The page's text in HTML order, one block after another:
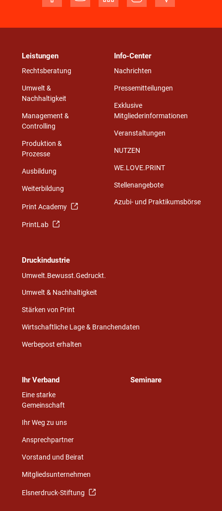
Leistungen
Rechtsberatung
Umwelt &
Nachhaltigkeit
Management &
Controlling
Produktion &
Prozesse
Ausbildung
Weiterbildung
Print Academy
PrintLab
Info-Center
Nachrichten
Pressemitteilungen
Exklusive
Mitgliederinformationen
Veranstaltungen
NUTZEN
WE.LOVE.PRINT
Stellenangebote
Azubi- und Praktikumsbörse
Druckindustrie
Umwelt.Bewusst.Gedruckt.
Umwelt & Nachhaltigkeit
Stärken von Print
Wirtschaftliche Lage & Branchendaten
Werbepost erhalten
Ihr Verband
Eine starke
Gemeinschaft
Ihr Weg zu uns
Ansprechpartner
Vorstand und Beirat
Mitgliedsunternehmen
Elsnerdruck-Stiftung
Seminare